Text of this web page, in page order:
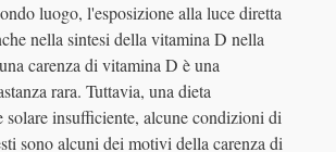
luogo, l'esposizione alla luce diretta
nella sintesi della vitamina D nella
carenza di vitamina D è una
rara. Tuttavia, una dieta
solare insufficiente, alcune condizioni di
sono alcuni dei motivi della carenza di